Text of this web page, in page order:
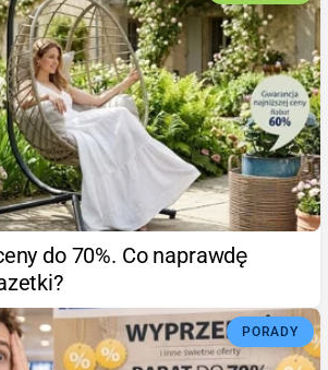
do 70%. Co naprawdę
PORADY